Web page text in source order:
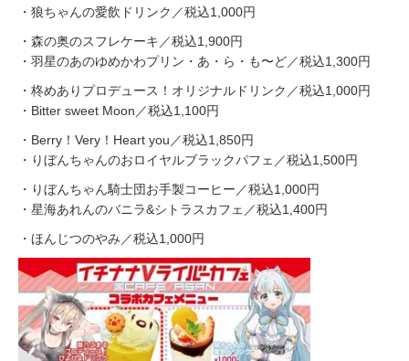
・狼ちゃんの愛飲ドリンク／税込1,000円
・森の奥のスフレケーキ／税込1,900円
・羽星のあのゆめかわプリン・あ・ら・も〜ど／税込1,300円
・柊めありプロデュース！オリジナルドリンク／税込1,000円
・Bitter sweet Moon／税込1,100円
・Berry！Very！Heart you／税込1,850円
・りぼんちゃんのおロイヤルブラックパフェ／税込1,500円
・りぼんちゃん騎士団お手製コーヒー／税込1,000円
・星海あれんのバニラ&シトラスカフェ／税込1,400円
・ほんじつのやみ／税込1,000円